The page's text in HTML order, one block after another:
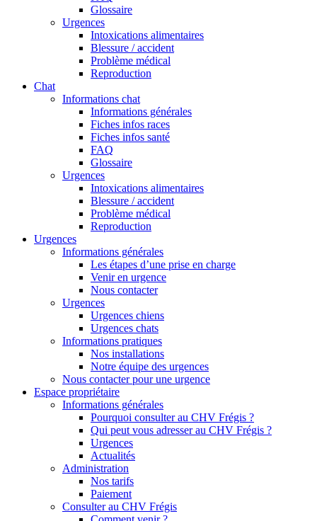
Glossaire
Urgences
Intoxications alimentaires
Blessure / accident
Problème médical
Reproduction
Chat
Informations chat
Informations générales
Fiches infos races
Fiches infos santé
FAQ
Glossaire
Urgences
Intoxications alimentaires
Blessure / accident
Problème médical
Reproduction
Urgences
Informations générales
Les étapes d’une prise en charge
Venir en urgence
Nous contacter
Urgences
Urgences chiens
Urgences chats
Informations pratiques
Nos installations
Notre équipe des urgences
Nous contacter pour une urgence
Espace propriétaire
Informations générales
Pourquoi consulter au CHV Frégis ?
Qui peut vous adresser au CHV Frégis ?
Urgences
Actualités
Administration
Nos tarifs
Paiement
Consulter au CHV Frégis